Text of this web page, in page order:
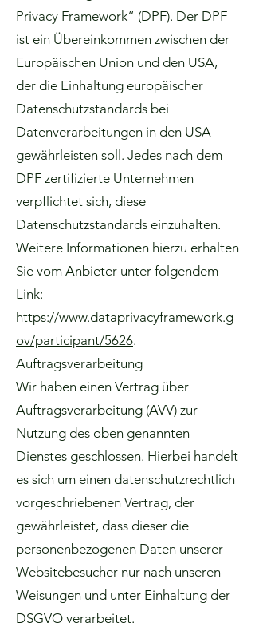
Privacy Framework“ (DPF). Der DPF
ist ein Übereinkommen zwischen der
Europäischen Union und den USA,
der die Einhaltung europäischer
Datenschutzstandards bei
Datenverarbeitungen in den USA
gewährleisten soll. Jedes nach dem
DPF zertifizierte Unternehmen
verpflichtet sich, diese
Datenschutzstandards einzuhalten.
Weitere Informationen hierzu erhalten
Sie vom Anbieter unter folgendem
Link:
https://www.dataprivacyframework.g
ov/participant/5626.
Auftragsverarbeitung
Wir haben einen Vertrag über
Auftragsverarbeitung (AVV) zur
Nutzung des oben genannten
Dienstes geschlossen. Hierbei handelt
es sich um einen datenschutzrechtlich
vorgeschriebenen Vertrag, der
gewährleistet, dass dieser die
personenbezogenen Daten unserer
Websitebesucher nur nach unseren
Weisungen und unter Einhaltung der
DSGVO verarbeitet.